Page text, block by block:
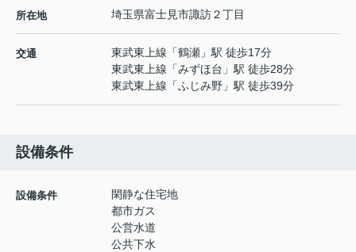
所在地 埼玉県富士見市諏訪２丁目
交通 東武東上線 「鶴瀬 」駅 徒歩17分
東武東上線 「みずほ台 」駅 徒歩28分
東武東上線 「ふじみ野 」駅 徒歩39分
設備条件
設備条件
閑静な住宅地
都市ガス
公営水道
公共下水